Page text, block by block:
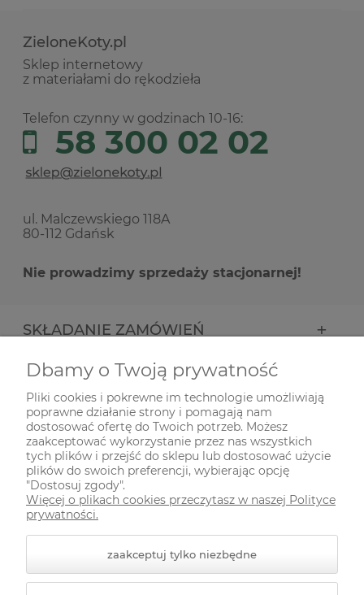
ZieloneKoty.pl
Sklep internetowy
z materiałami do rękodzieła
Telefon czynny w godzinach 10-16:
58 300 02 02
ul. Malczewskiego 118A
80-112 Gdańsk
Nie prowadzimy sprzedaży stacjonarnej!
SKŁADANIE ZAMÓWIEŃ
INFORMACJE
ODWIEDŹ NAS NA
Dbamy o Twoją prywatność
Pliki cookies i pokrewne im technologie umożliwiają
poprawne działanie strony i pomagają nam
dostosować ofertę do Twoich potrzeb. Możesz
zaakceptować wykorzystanie przez nas wszystkich
tych plików i przejść do sklepu lub dostosować użycie
plików do swoich preferencji, wybierając opcję
"Dostosuj zgody".
Więcej o plikach cookies przeczytasz w naszej Polityce
prywatności.
zaakceptuj tylko niezbędne